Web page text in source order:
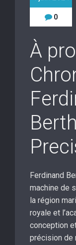
0
À
Ferdinand
machine de
la région
royale et
conception
précision de